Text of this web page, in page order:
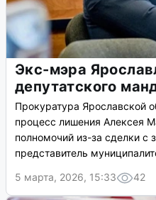
Экс-мэра
депутатского
Прокуратура Ярославской
процесс лишения Алексея
полномочий из-за сделки с
представитель
5 марта, 2026, 15:33
42